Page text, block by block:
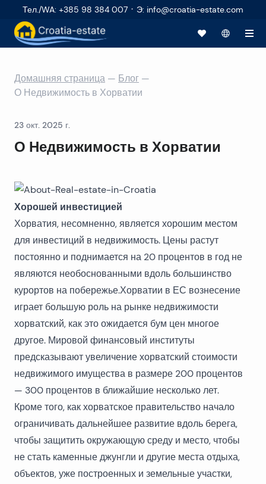
Тел./WA: +385 98 384 007 · Э: info@croatia-estate.com
Домашняя страница — Блог —
О Недвижимость в Хорватии
23 окт. 2025 г.
О Недвижимость в Хорватии
Хорошей инвестицией
Хорватия, несомненно, является хорошим местом
для инвестиций в недвижимость. Цены растут
постоянно и поднимается на 20 процентов в год не
являются необоснованными вдоль большинство
курортов на побережье.Хорватии в ЕС вознесение
играет большую роль на рынке недвижимости
хорватский, как это ожидается бум цен многое
другое. Мировой финансовый институты
предсказывают увеличение хорватский стоимости
недвижимого имущества в размере 200 процентов
— 300 процентов в ближайшие несколько лет.
Кроме того, как хорватское правительство начало
ограничивать дальнейшее развитие вдоль берега,
чтобы защитить окружающую среду и место, чтобы
не стать каменные джунгли и другие места отдыха,
объектов, уже построенных и земельные участки,